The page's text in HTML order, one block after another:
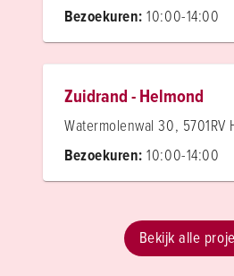
Bezoekuren: 10:00-14:00
Zuidrand - Helmond
Watermolenwal 30, 5701RV
Bezoekuren: 10:00-14:00
Bekijk alle